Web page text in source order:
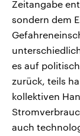
Zeitangabe
sondern dem
es auf
zurück, teils
kollektiven
auch